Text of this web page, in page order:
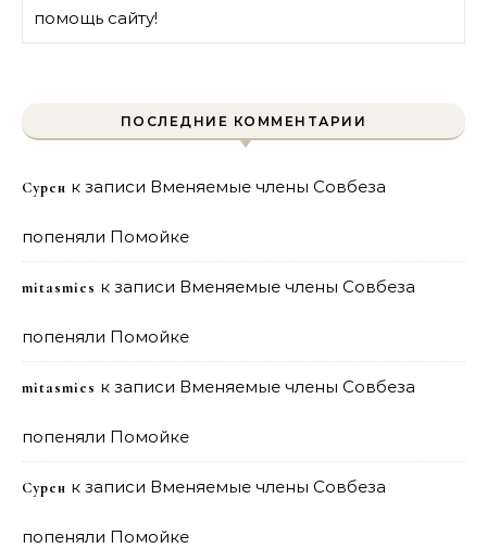
помощь сайту!
ПОСЛЕДНИЕ КОММЕНТАРИИ
Сурен к записи Вменяемые члены Совбеза
попеняли Помойке
mitasmies к записи Вменяемые члены Совбеза
попеняли Помойке
mitasmies к записи Вменяемые члены Совбеза
попеняли Помойке
Сурен к записи Вменяемые члены Совбеза
попеняли Помойке